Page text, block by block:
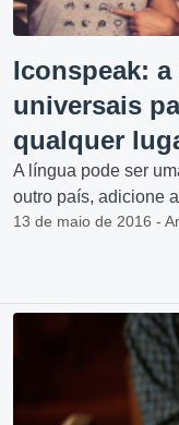
Iconspeak:
universais
qualquer
A língua pode ser
outro país, adicione
13 de maio de 2016 -